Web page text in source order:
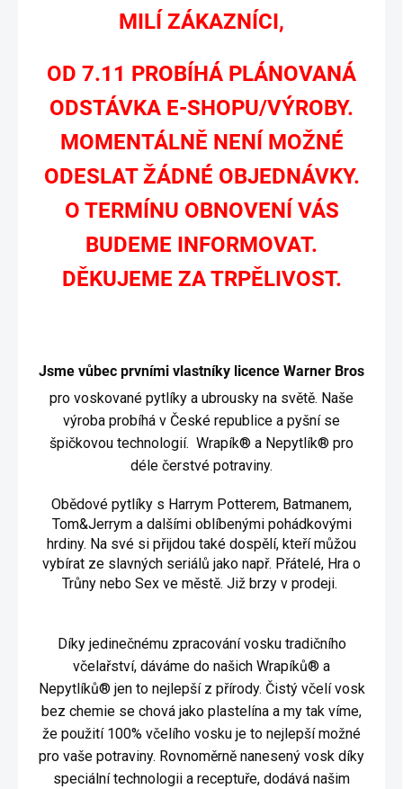
MILÍ ZÁKAZNÍCI,
OD 7.11 PROBÍHÁ PLÁNOVANÁ
ODSTÁVKA E-SHOPU/VÝROBY.
MOMENTÁLNĚ NENÍ MOŽNÉ
ODESLAT ŽÁDNÉ OBJEDNÁVKY.
O TERMÍNU OBNOVENÍ VÁS
BUDEME INFORMOVAT.
DĚKUJEME ZA TRPĚLIVOST.
Jsme vůbec prvními vlastníky licence Warner Bros
pro voskované pytlíky a ubrousky na světě. Naše
výroba probíhá v České republice a pyšní se
špičkovou technologií. Wrapík® a Nepytlík® pro
déle čerstvé potraviny.
Obědové pytlíky s Harrym Potterem, Batmanem,
Tom&Jerrym a dalšími oblíbenými pohádkovými
hrdiny. Na své si přijdou také dospělí, kteří můžou
vybírat ze slavných seriálů jako např. Přátelé, Hra o
Trůny nebo Sex ve městě. Již brzy v prodeji.
Díky jedinečnému zpracování vosku tradičního
včelařství, dáváme do našich Wrapíků® a
Nepytlíků® jen to nejlepší z přírody. Čistý včelí vosk
bez chemie se chová jako plastelína a my tak víme,
že použití 100% včelího vosku je to nejlepší možné
pro vaše potraviny. Rovnoměrně nanesený vosk díky
speciální technologii a receptuře, dodává našim